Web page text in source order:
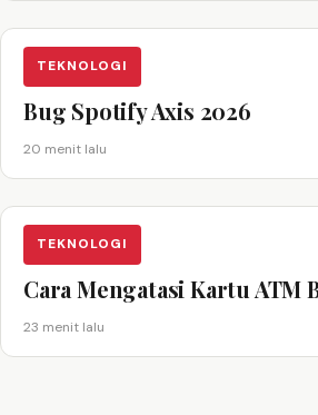
TEKNOLOGI
Bug Spotify Axis 2026
20 menit lalu
TEKNOLOGI
Cara Mengatasi Kartu ATM
23 menit lalu